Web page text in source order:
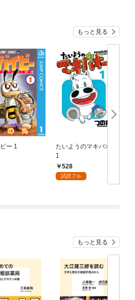
もっと見る
ー 1
たいようのマキバオー
1
528
試読フル
もっと見る